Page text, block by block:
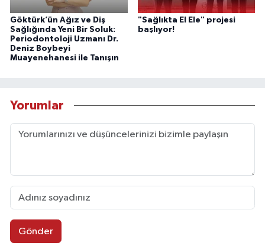
Göktürk’ün Ağız ve Diş
Sağlığında Yeni Bir Soluk:
Periodontoloji Uzmanı Dr.
Deniz Boybeyi
Muayenehanesi ile Tanışın
"Sağlıkta El Ele" projesi
başlıyor!
Yorumlar
Gönder